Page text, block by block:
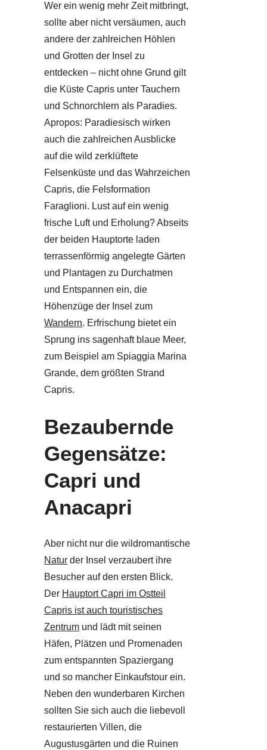
Wer ein wenig mehr Zeit mitbringt,
sollte aber nicht versäumen, auch
andere der zahlreichen Höhlen
und Grotten der Insel zu
entdecken – nicht ohne Grund gilt
die Küste Capris unter Tauchern
und Schnorchlern als Paradies.
Apropos: Paradiesisch wirken
auch die zahlreichen Ausblicke
auf die wild zerklüftete
Felsenküste und das Wahrzeichen
Capris, die Felsformation
Faraglioni. Lust auf ein wenig
frische Luft und Erholung? Abseits
der beiden Hauptorte laden
terrassenförmig angelegte Gärten
und Plantagen zu Durchatmen
und Entspannen ein, die
Höhenzüge der Insel zum
Wandern. Erfrischung bietet ein
Sprung ins sagenhaft blaue Meer,
zum Beispiel am Spiaggia Marina
Grande, dem größten Strand
Capris.
Bezaubernde
Gegensätze:
Capri und
Anacapri
Aber nicht nur die wildromantische
Natur der Insel verzaubert ihre
Besucher auf den ersten Blick.
Der Hauptort Capri im Ostteil
Capris ist auch touristisches
Zentrum und lädt mit seinen
Häfen, Plätzen und Promenaden
zum entspannten Spaziergang
und so mancher Einkaufstour ein.
Neben den wunderbaren Kirchen
sollten Sie sich auch die liebevoll
restaurierten Villen, die
Augustusgärten und die Ruinen